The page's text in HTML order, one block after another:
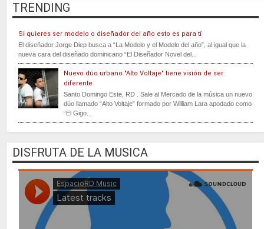
TRENDING
Si quieres ser modelo o diseñador del año esto es para tí
El diseñador Jorge Diep busca a “La Modelo y el Modelo del año”, al igual que la
nueva cara del diseñado dominicano “El Diseñador Novel del...
Nuevo dúo urbano "Alto Voltaje" tiene visión de ser
diferente
Santo Domingo Este, RD . Sale al Mercado de la música un nuevo
dúo llamado “Alto Voltaje” formado por William Lara apodado como
“El Gigo...
DISFRUTA DE LA MUSICA